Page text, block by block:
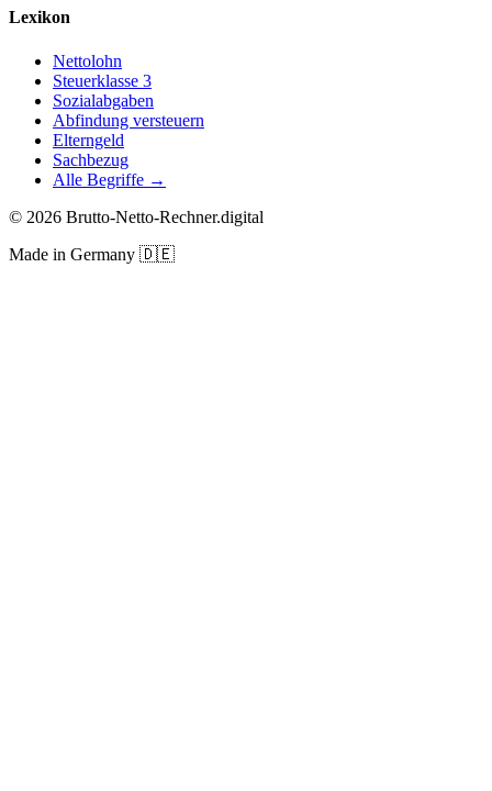
Lexikon
Nettolohn
Steuerklasse 3
Sozialabgaben
Abfindung versteuern
Elterngeld
Sachbezug
Alle Begriffe →
© 2026 Brutto-Netto-Rechner.digital
Made in Germany 🇩🇪